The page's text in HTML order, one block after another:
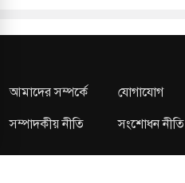
আমাদের সম্পর্কে যোগাযোগ
সম্পাদকীয় নীতি
সংশোধন নীতি